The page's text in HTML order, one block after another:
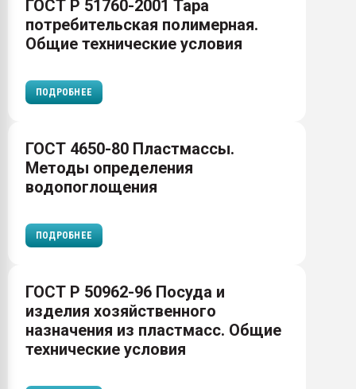
ГОСТ Р 51760-2001 Тара
потребительская полимерная.
Общие технические условия
ПОДРОБНЕЕ
ГОСТ 4650-80 Пластмассы.
Методы определения
водопоглощения
ПОДРОБНЕЕ
ГОСТ Р 50962-96 Посуда и
изделия хозяйственного
назначения из пластмасс. Общие
технические условия